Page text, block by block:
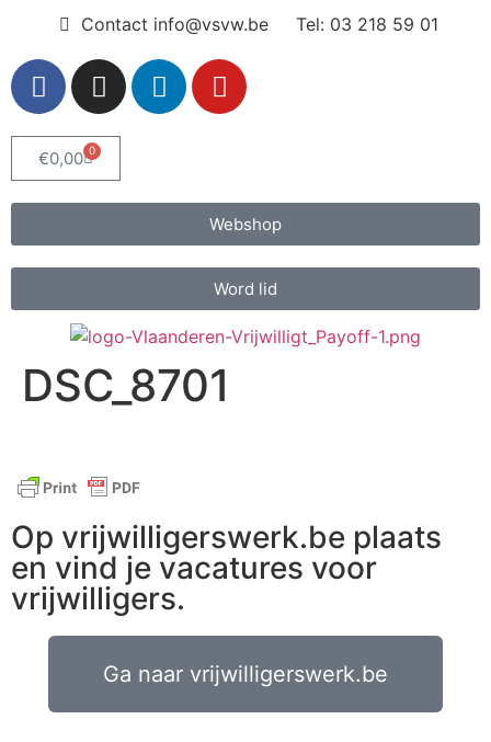
Contact info@vsvw.be Tel: 03 218 59 01
€0,00 0
Webshop
Word lid
DSC_8701
Op vrijwilligerswerk.be plaats
en vind je vacatures voor
vrijwilligers.
Ga naar vrijwilligerswerk.be